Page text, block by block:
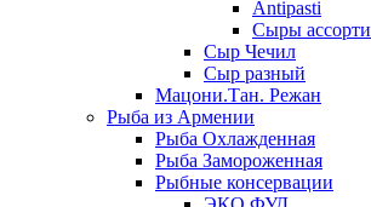
Antipasti
Сыры ассорти
Сыр Чечил
Сыр разный
Мацони.Тан. Режан
Рыба из Армении
Рыба Охлажденная
Рыба Замороженная
Рыбные консервации